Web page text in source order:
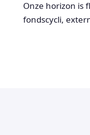
Onze horizon is
fondscycli,